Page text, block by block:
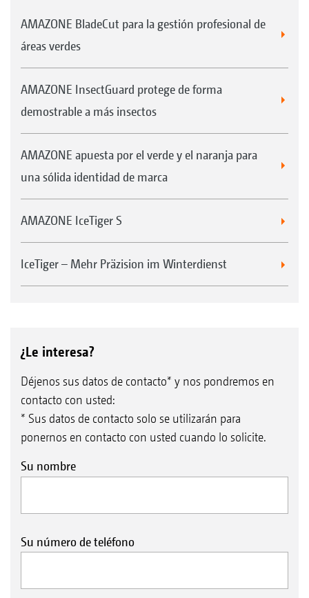
El depósito de gasóleo excelentemente
dimensionado era suficiente para una media
de 1,5 días de trabajo. La Profihopper ahorra
mucho trabajo extra durante el
mantenimiento de avenidas de 4 km.
«Podemos maniobrar cerca de los árboles y
apenas tenemos que repasar o segar a mano».
AMAZONE BladeCut para la gestión profesional de
áreas verdes
AMAZONE InsectGuard protege de forma
demostrable a más insectos
AMAZONE apuesta por el verde y el naranja para
una sólida identidad de marca
AMAZONE IceTiger S
IceTiger – Mehr Präzision im Winterdienst
¿Le interesa?
Déjenos sus datos de contacto* y nos pondremos en
contacto con usted:
* Sus datos de contacto solo se utilizarán para
ponernos en contacto con usted cuando lo solicite.
Su nombre
Su número de teléfono